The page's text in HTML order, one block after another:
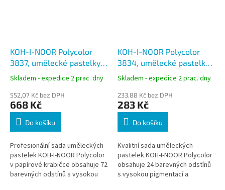
KOH-I-NOOR Polycolor
3837, umělecké pastelky,
72 barev, papírová
Skladem - expedice 2 prac. dny
552,07 Kč bez DPH
668 Kč
Do košíku
Profesionální sada uměleckých
pastelek KOH-I-NOOR Polycolor
v papírové krabičce obsahuje 72
barevných odstínů s vysokou
KOH-I-NOOR Polycolor
3834, umělecké pastelky,
24 barev
Skladem - expedice 2 prac. dny
233,88 Kč bez DPH
283 Kč
Do košíku
Kvalitní sada uměleckých
pastelek KOH-I-NOOR Polycolor
obsahuje 24 barevných odstínů
s vysokou pigmentací a